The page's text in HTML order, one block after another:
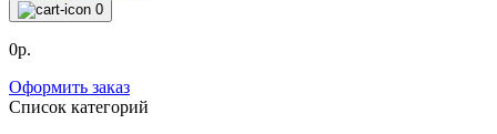
0
0р.
Оформить заказ
Список категорий